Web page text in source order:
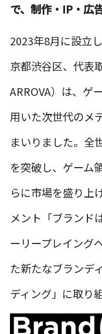
で、制作・IP・広
2023年8月に設立
京都渋谷区、代表
ARROVA）は、ゲ
用いた次世代のメ
まいりました。全
を突破し、ゲーム
らに市場を盛り上
メント「ブランド
ーリープレイング
た新たなブランデ
ディング」に取り